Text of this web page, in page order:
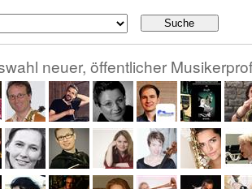
neuer, öffentlicher